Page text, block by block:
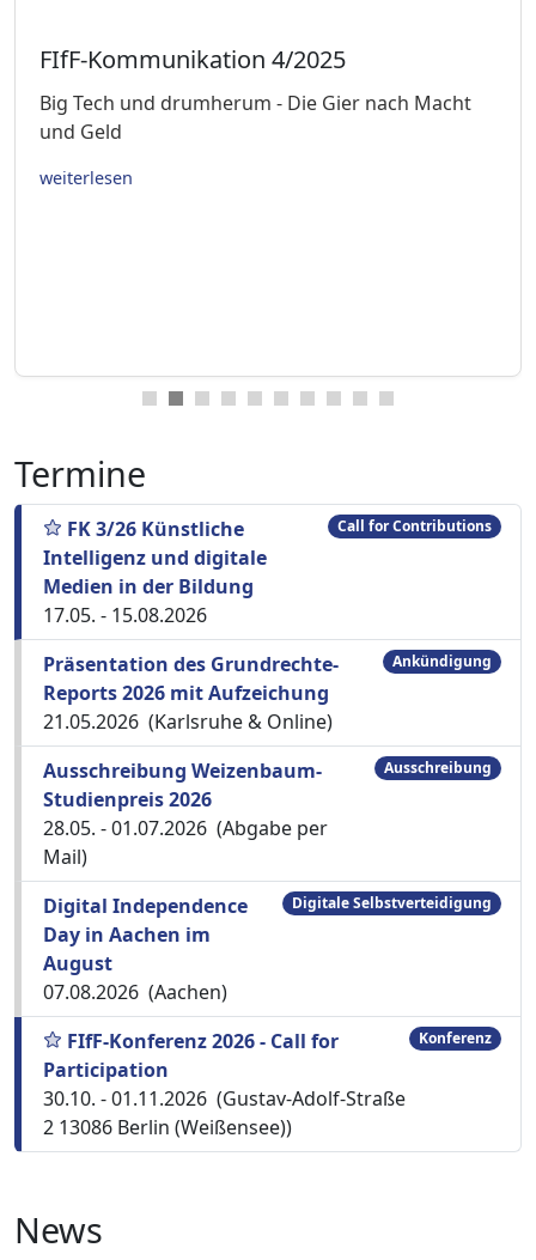
FIfF-Kommunikation 4/2025
Big Tech und drumherum - Die Gier nach Macht
und Geld
weiterlesen
Termine
FK 3/26 Künstliche
Intelligenz und digitale
Medien in der Bildung
17.05. - 15.08.2026
Call for Contributions
Präsentation des Grundrechte-
Reports 2026 mit Aufzeichung
21.05.2026 (Karlsruhe & Online)
Ankündigung
Ausschreibung Weizenbaum-
Studienpreis 2026
28.05. - 01.07.2026 (Abgabe per
Mail)
Ausschreibung
Digital Independence
Day in Aachen im
August
07.08.2026 (Aachen)
Digitale Selbstverteidigung
FIfF-Konferenz 2026 - Call for
Participation
30.10. - 01.11.2026 (Gustav-Adolf-Straße
2 13086 Berlin (Weißensee))
Konferenz
News